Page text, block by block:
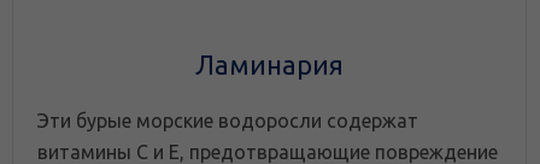
Ламинария
Эти бурые морские водоросли содержат
витамины С и Е, предотвращающие повреждение